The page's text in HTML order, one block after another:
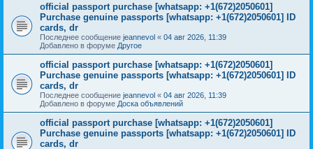
official passport purchase [whatsapp: +1(672)2050601]
Purchase genuine passports [whatsapp: +1(672)2050601] ID
cards, dr
Последнее сообщение jeannevol « 04 авг 2026, 11:39
Добавлено в форуме Другое
official passport purchase [whatsapp: +1(672)2050601]
Purchase genuine passports [whatsapp: +1(672)2050601] ID
cards, dr
Последнее сообщение jeannevol « 04 авг 2026, 11:39
Добавлено в форуме Доска объявлений
official passport purchase [whatsapp: +1(672)2050601]
Purchase genuine passports [whatsapp: +1(672)2050601] ID
cards, dr